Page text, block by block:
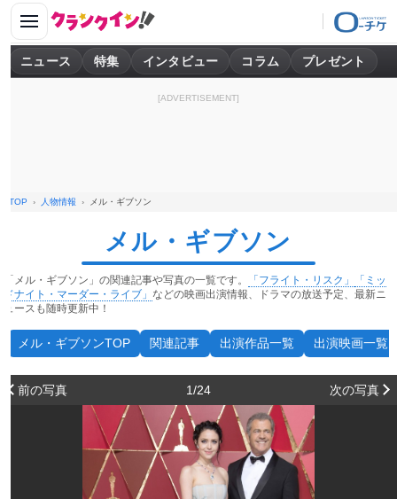
ニュース 特集 インタビュー コラム プレゼント
[ADVERTISEMENT]
TOP 人物情報 メル・ギブソン
メル・ギブソン
「メル・ギブソン」の関連記事や写真の一覧です。 「フライト・リスク」
「ミッ
ドナイト・マーダー・ライブ」 などの映画出演情報、ドラマの放送予定、最新ニ
ュースも随時更新中！
メル・ギブソンTOP 関連記事 出演作品一覧 出演映画一覧
前の写真 1/24 次の写真